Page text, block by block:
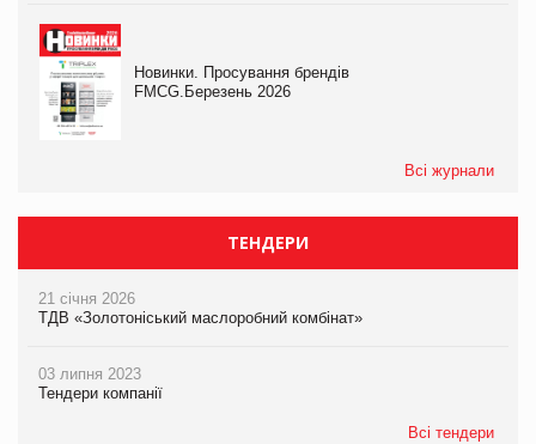
Новинки. Просування брендів
FMCG.Березень 2026
Всі журнали
ТЕНДЕРИ
21 січня 2026
ТДВ «Золотоніський маслоробний комбінат»
03 липня 2023
Тендери компанії
Всі тендери